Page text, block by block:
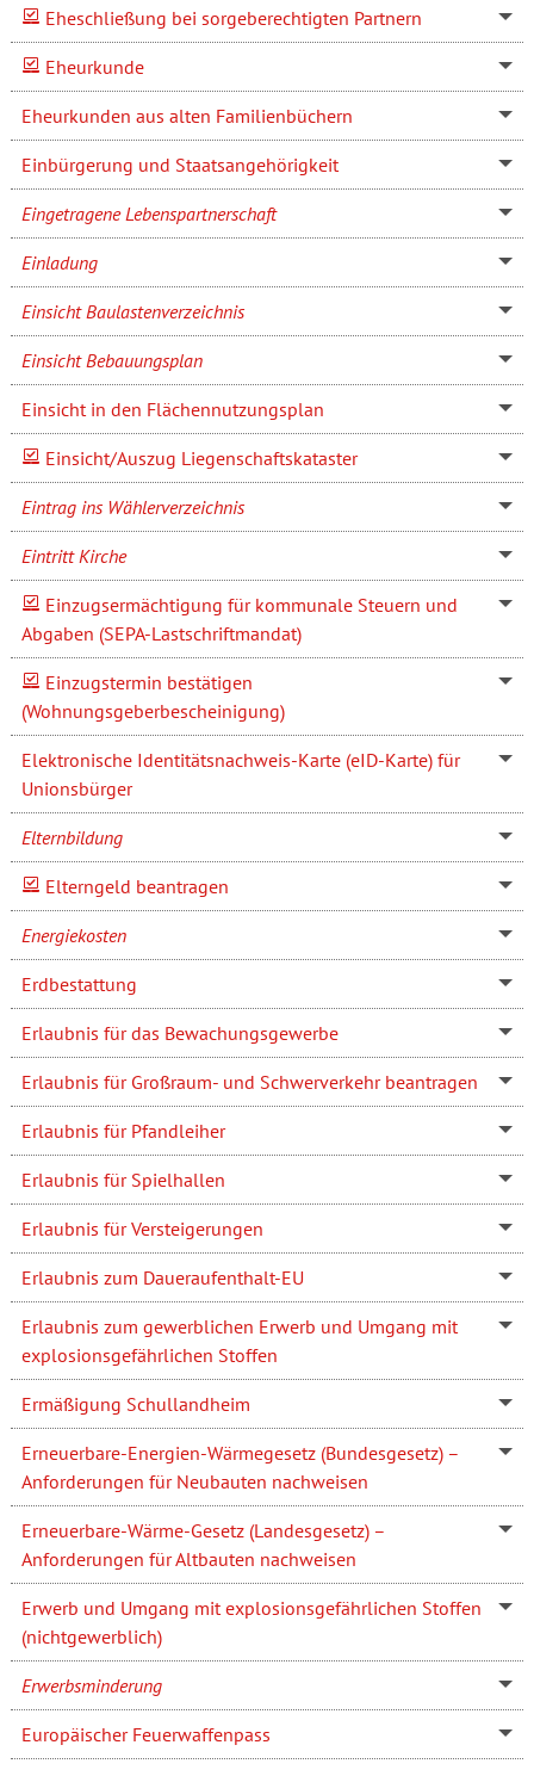
Eheschließung bei sorgeberechtigten Partnern
Eheurkunde
Eheurkunden aus alten Familienbüchern
Einbürgerung und Staatsangehörigkeit
Eingetragene Lebenspartnerschaft
Einladung
Einsicht Baulastenverzeichnis
Einsicht Bebauungsplan
Einsicht in den Flächennutzungsplan
Einsicht/Auszug Liegenschaftskataster
Eintrag ins Wählerverzeichnis
Eintritt Kirche
Einzugsermächtigung für kommunale Steuern und
Abgaben (SEPA-Lastschriftmandat)
Einzugstermin bestätigen
(Wohnungsgeberbescheinigung)
Elektronische Identitätsnachweis-Karte (eID-Karte) für
Unionsbürger
Elternbildung
Elterngeld beantragen
Energiekosten
Erdbestattung
Erlaubnis für das Bewachungsgewerbe
Erlaubnis für Großraum- und Schwerverkehr beantragen
Erlaubnis für Pfandleiher
Erlaubnis für Spielhallen
Erlaubnis für Versteigerungen
Erlaubnis zum Daueraufenthalt-EU
Erlaubnis zum gewerblichen Erwerb und Umgang mit
explosionsgefährlichen Stoffen
Ermäßigung Schullandheim
Erneuerbare-Energien-Wärmegesetz (Bundesgesetz) –
Anforderungen für Neubauten nachweisen
Erneuerbare-Wärme-Gesetz (Landesgesetz) –
Anforderungen für Altbauten nachweisen
Erwerb und Umgang mit explosionsgefährlichen Stoffen
(nichtgewerblich)
Erwerbsminderung
Europäischer Feuerwaffenpass